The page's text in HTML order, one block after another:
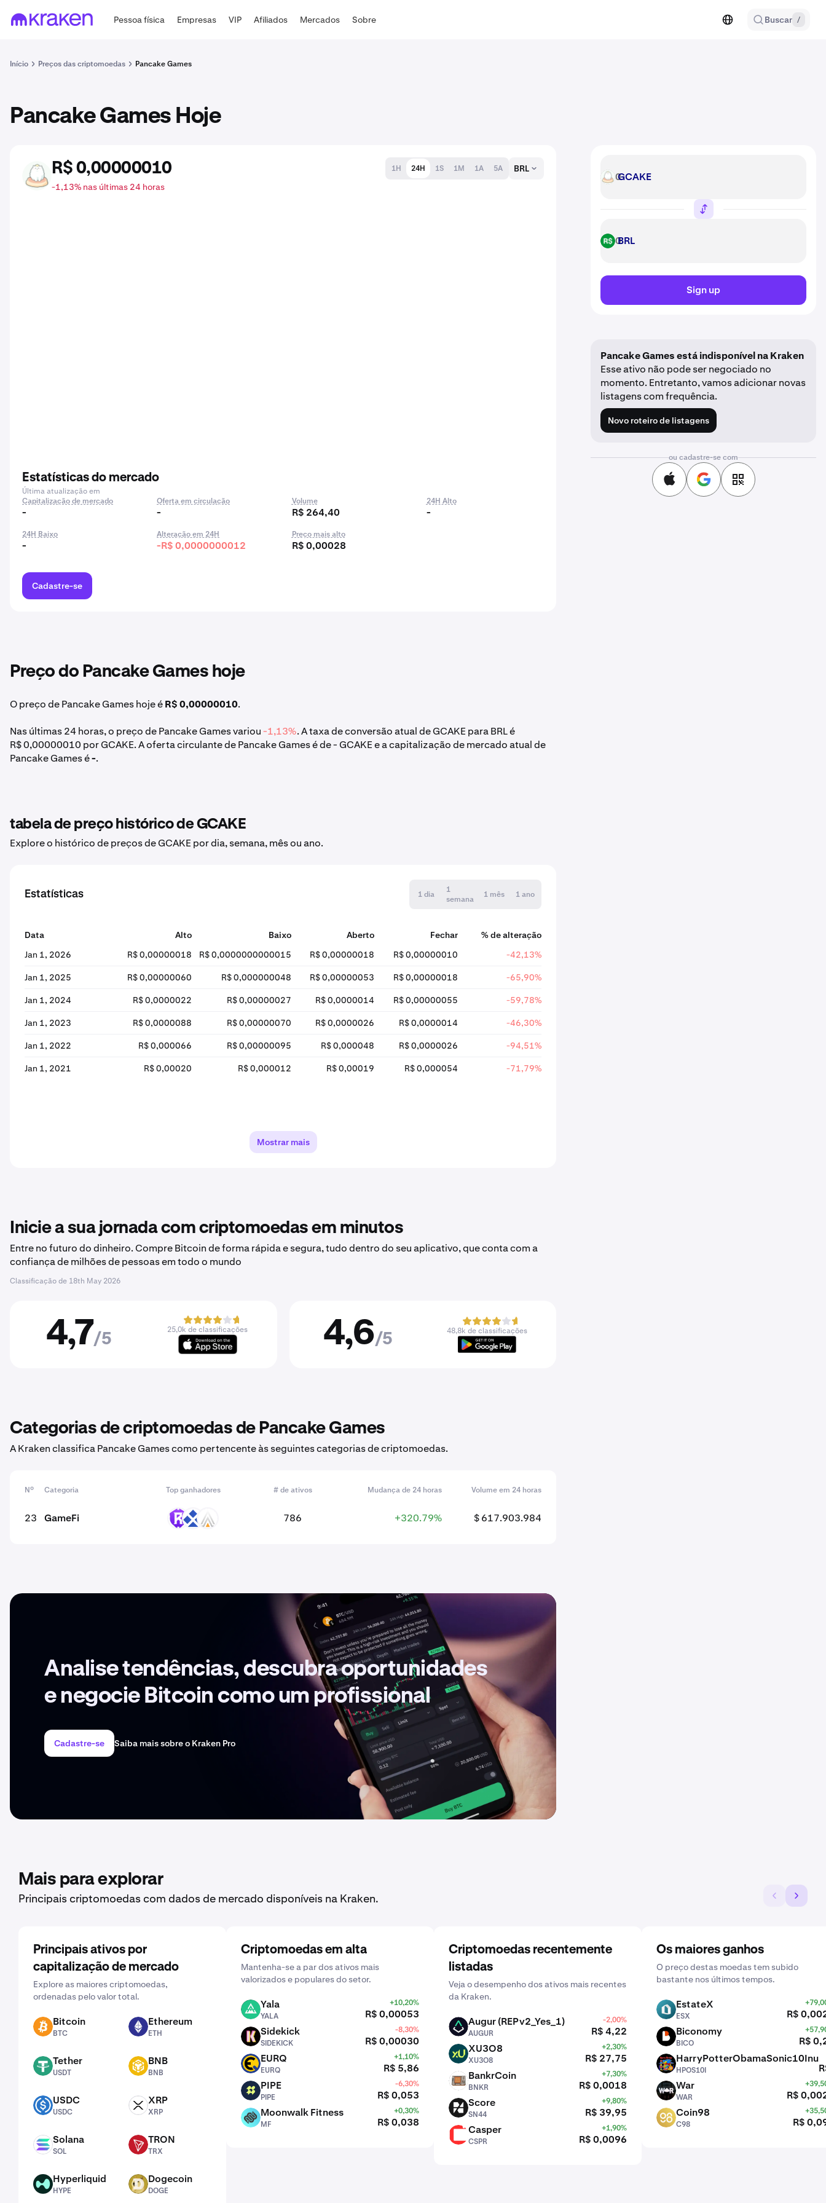
Pessoa física Empresas VIP Afiliados Mercados Sobre Buscar /
Início Preços das criptomoedas Pancake Games
Pancake Games Hoje
GCAKE R$ 0,00000010
-1,13% nas últimas 24 horas
1H 24H 1S 1M 1A 5A BRL
Estatísticas do mercado
Última atualização em
Capitalização de mercado
-
Oferta em circulação
-
Volume
R$ 264,40
24H Alto
-
24H Baixo
-
Alteração em 24H
-R$ 0,0000000012
Preço mais alto
R$ 0,00028
Cadastre-se
Preço do Pancake Games hoje
O preço de Pancake Games hoje éR$ 0,00000010.
Nas últimas 24 horas, o preço de Pancake Games variou-1,13%. A taxa de conversão atual de GCAKE para BRL é
R$ 0,00000010 por GCAKE. A oferta circulante de Pancake Games é de - GCAKE e a capitalização de mercado atual de
Pancake Games é-.
tabela de preço histórico de GCAKE
Explore o histórico de preços de GCAKE por dia, semana, mês ou ano.
Estatísticas 1 dia
1
semana
1 mês 1 ano
Data Alto Baixo Aberto Fechar
% de alteração
Jan 1, 2026
R$ 0,00000018 R$ 0,0000000000015 R$ 0,00000018 R$ 0,00000010 -42,13%
Jan 1, 2025 R$ 0,00000060 R$ 0,000000048 R$ 0,00000053 R$ 0,00000018 -65,90%
Jan 1, 2024 R$ 0,0000022 R$ 0,00000027 R$ 0,0000014 R$ 0,00000055 -59,78%
Jan 1, 2023 R$ 0,0000088 R$ 0,00000070 R$ 0,0000026 R$ 0,0000014 -46,30%
Jan 1, 2022 R$ 0,000066 R$ 0,00000095 R$ 0,000048 R$ 0,0000026 -94,51%
Jan 1, 2021 R$ 0,00020 R$ 0,000012 R$ 0,00019 R$ 0,000054 -71,79%
Mostrar mais
Inicie a sua jornada com criptomoedas em minutos
Entre no futuro do dinheiro. Compre Bitcoin de forma rápida e segura, tudo dentro do seu aplicativo, que conta com a
confiança de milhões de pessoas em todo o mundo
Classificação de 18th May 2026
4,7/5
25,0k de classificações 4,6/5
48,8k de classificações
Categorias de criptomoedas de Pancake Games
A Kraken classifica Pancake Games como pertencente às seguintes categorias de criptomoedas.
Nº Categoria Top ganhadores # de ativos Mudança de 24 horas Volume em 24 horas
23 GameFi RST RDT ACE 786 +320.79% $ 617.903.984
Analise tendências, descubra oportunidades
e negocie Bitcoin como um profissional
Cadastre-se Saiba mais sobre o Kraken Pro
GCAKE GCAKE
BRL BRL
Sign up
Pancake Games está indisponível na Kraken
Esse ativo não pode ser negociado no
momento. Entretanto, vamos adicionar novas
listagens com frequência.
Novo roteiro de listagens
ou cadastre-se com
Mais para explorar
Principais criptomoedas com dados de mercado disponíveis na Kraken.
Principais ativos por
capitalização de mercado
Explore as maiores criptomoedas,
ordenadas pelo valor total.
BTC Bitcoin
BTC
ETH Ethereum
ETH
USDT Tether
USDT
BNB BNB
BNB
USDC USDC
USDC
XRP XRP
XRP
SOL Solana
SOL
TRX TRON
TRX
HYPE Hyperliquid
HYPE
DOGE Dogecoin
DOGE
Criptomoedas em alta
Mantenha-se a par dos ativos mais
valorizados e populares do setor.
YALA Yala
YALA
+10,20%
R$ 0,00053
SIDEKICKSidekick
SIDEKICK
-8,30%
R$ 0,00030
EURQ EURQ
EURQ
+1,10%
R$ 5,86
PIPE PIPE
PIPE
-6,30%
R$ 0,053
MF Moonwalk Fitness
MF
+0,30%
R$ 0,038
Criptomoedas recentemente
listadas
Veja o desempenho dos ativos mais recentes
da Kraken.
AUGUR Augur (REPv2_Yes_1)
AUGUR
-2,00%
R$ 4,22
XU3O8 XU3O8
XU3O8
+2,30%
R$ 27,75
BNKR BankrCoin
BNKR
+7,30%
R$ 0,0018
SN44 Score
SN44
+9,80%
R$ 39,95
Casper
CSPR
+1,90%
R$ 0,0096
Os maiores ganhos
O preço destas moedas tem subido
bastante nos últimos tempos.
ESX EstateX
ESX R$
BICO Biconomy
BICO R$
HPOS10I HarryPotterObamaSonic10Inu
HPOS10I
WAR War
WAR R$
C98 Coin98
C98 R$